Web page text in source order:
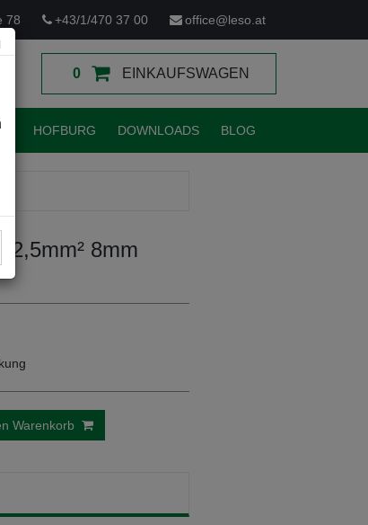
78 +43/1/470 37 00 office@leso.at
0 EINKAUFSWAGEN
HOFBURG DOWNLOADS BLOG
2,5mm² 8mm
Warenkorb